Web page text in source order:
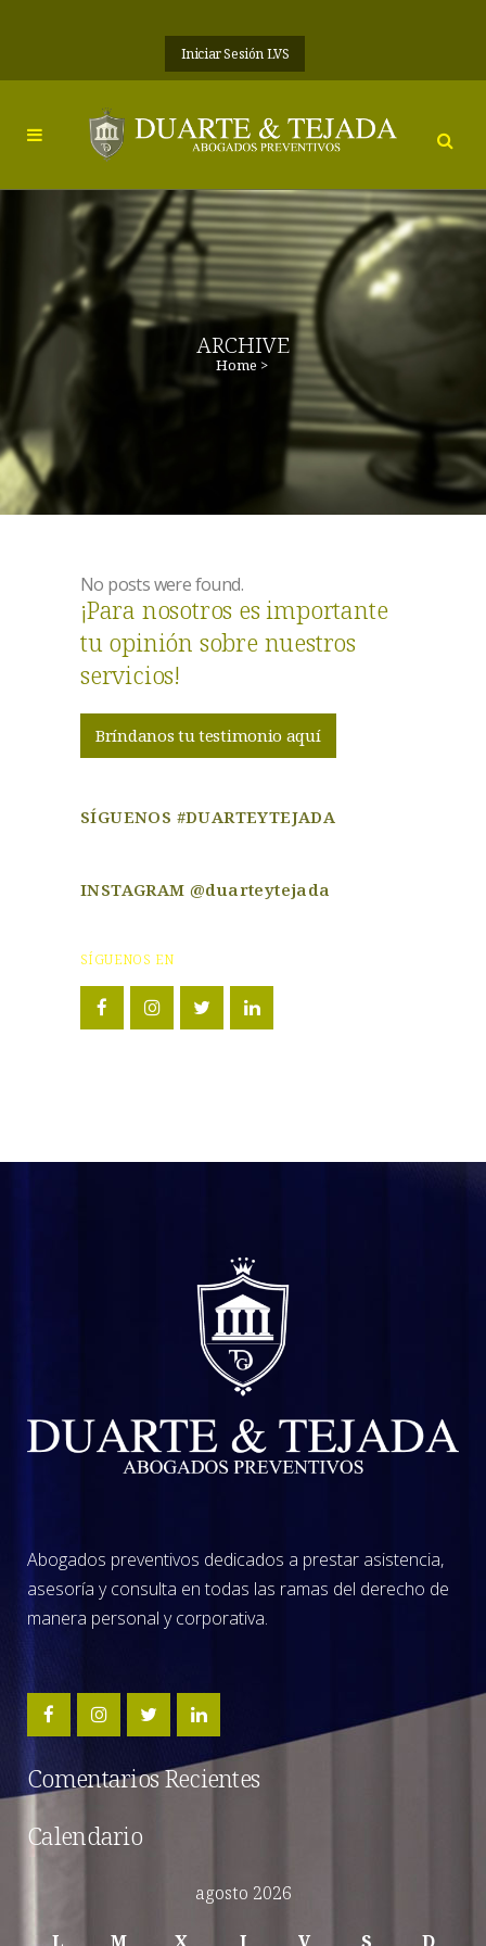
Iniciar Sesión LVS
ARCHIVE
Home >
No posts were found.
¡Para nosotros es importante
tu opinión sobre nuestros
servicios!
Bríndanos tu testimonio aquí
SÍGUENOS #DUARTEYTEJADA
INSTAGRAM @duarteytejada
SÍGUENOS EN
Abogados preventivos dedicados a prestar asistencia,
asesoría y consulta en todas las ramas del derecho de
manera personal y corporativa.
Comentarios Recientes
Calendario
agosto 2026